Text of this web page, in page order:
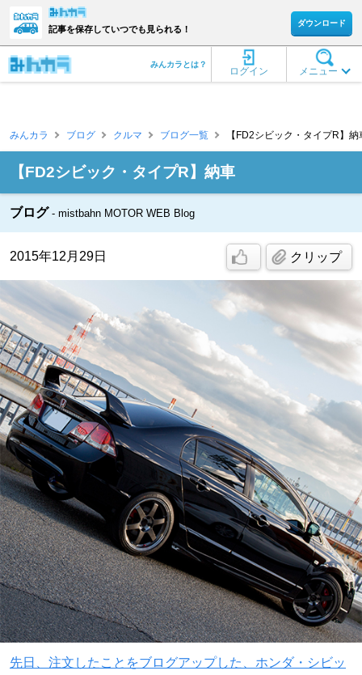
記事を保存していつでも見られる！
ダウンロード
メニュー
ログイン
みんカラとは？
みんカラ ブログ クルマ ブログ一覧 【FD2シビック・タイプR】
【FD2シビック・タイプR】納車
ブログ mistbahn MOTOR WEB Blog
2015年12月29日 クリップ
先日、注文したことをブログアップした、ホンダ・シビッ